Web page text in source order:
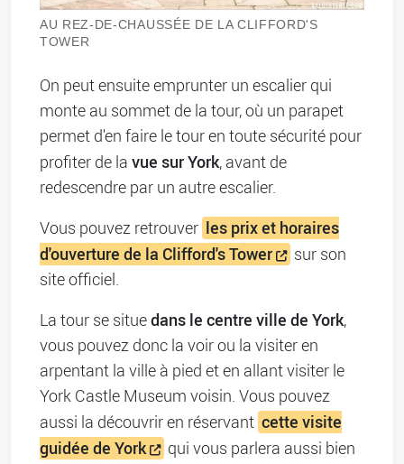
AU REZ-DE-CHAUSSÉE DE LA CLIFFORD'S
TOWER
On peut ensuite emprunter un escalier qui
monte au sommet de la tour, où un parapet
permet d'en faire le tour en toute sécurité pour
profiter de la vue sur York, avant de
redescendre par un autre escalier.
Vous pouvez retrouver
les prix et horaires
d'ouverture de la Clifford's Tower
sur son
site officiel.
La tour se situedans le centre ville de York,
vous pouvez donc la voir ou la visiter en
arpentant la ville à pied et en allant visiter le
York Castle Museum voisin. Vous pouvez
aussi la découvrir en réservant cette visite
guidée de York
qui vous parlera aussi bien